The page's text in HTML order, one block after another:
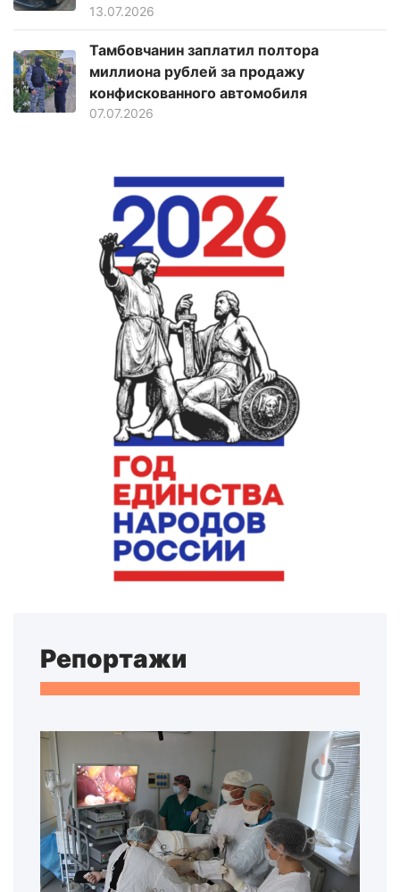
13.07.2026
Тамбовчанин заплатил полтора
миллиона рублей за продажу
конфискованного автомобиля
07.07.2026
Репортажи